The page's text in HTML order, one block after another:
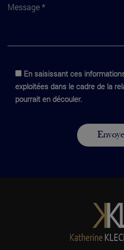
En saisissant ces
exploitées dans le cadre de la
pourrait en découler.